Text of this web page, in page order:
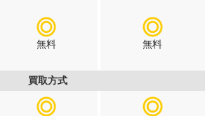
買取方式
無料 無料